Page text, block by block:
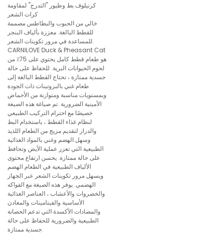
كرنيلوف بط وطيور "التدرج" لمقاومة
كرات الشعر
خالي من الحبوب والبطاطس مصممة
للقطط البالغة. معززة بألياف البنجر
للمساعدة في مرور تكوينات الشعر.
CARNILOVE Duck & Pheasant Cat
هو طعام قطط كامل يحتوي على 75٪ من
لحوم الحيوانات البرية. للحفاظ على حالة
جسدية ممتازة ، تحتاج القطط البالغة إلى
طعام غني بالبروتينات ذات الجودة
وبمستويات مناسبة ومتوازنة من الأحماض
الأمينية الضرورية. تم صياغة هذه الصيغة
خصيصًا مع احترام التركيب الطبيعي
لنظام غذاء القطط ، باستخدام البط
والدراز لتقديم مزيج من الطعام اللذيذ
وسهل الهضم وغني بالمواد الغذائية
الطبيعية التي تعزز عملية الأيض وتحافظ
على حالة ممتازة. يحسن ارتفاع محتوى
الألياف الطبيعية في الطعام الهضم
ويسهل مرور تكوينات الشعر عبر الجهاز
الهضمي. يوفر هذه الصيغة مع الفواكه
والخضروات والأعشاب ، العناصر الغذائية
الأساسية والفيتامينات والمعادن
والمضادات الأكسدة التي تدعم الحصانة
الطبيعية والضرورية للحفاظ على حالة
جسدية ممتازة.